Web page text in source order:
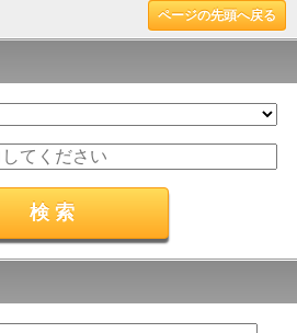
ページの先頭へ戻る